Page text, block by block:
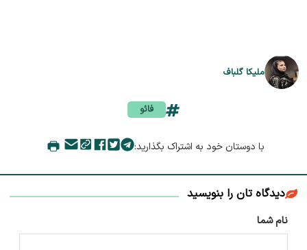
ملیکا گلباف
فائو
با دوستان خود به اشتراک بگذارید:
دیدگاه تان را بنویسید
نام شما